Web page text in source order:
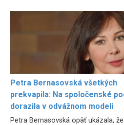
Petra Bernasovská všetkých
prekvapila: Na spoločenské
dorazila v odvážnom modeli
Petra Bernasovská opäť ukázala, že